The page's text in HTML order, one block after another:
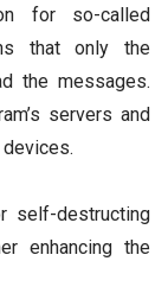
for so-called
that only the
the messages.
servers and
self-destructing
enhancing the